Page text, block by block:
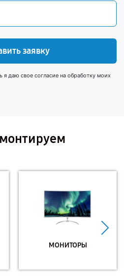
заявку
я даю свое согласие на обработку моих
МОНИТОРЫ